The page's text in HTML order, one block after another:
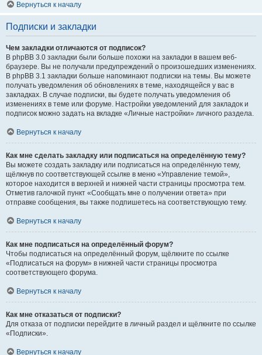
Вернуться к началу
Подписки и закладки
Чем закладки отличаются от подписок?
В phpBB 3.0 закладки были больше похожи на закладки в вашем веб-
браузере. Вы не получали предупреждений о произошедших изменениях.
В phpBB 3.1 закладки больше напоминают подписки на темы. Вы можете
получать уведомления об обновлениях в теме, находящейся у вас в
закладках. В случае подписки, вы будете получать уведомления об
изменениях в теме или форуме. Настройки уведомлений для закладок и
подписок можно задать на вкладке «Личные настройки» личного раздела.
Вернуться к началу
Как мне сделать закладку или подписаться на определённую тему?
Вы можете создать закладку или подписаться на определённую тему,
щёлкнув по соответствующей ссылке в меню «Управление темой»,
которое находится в верхней и нижней части страницы просмотра тем.
Отметив галочкой пункт «Сообщать мне о получении ответа» при
отправке сообщения, вы также подпишетесь на соответствующую тему.
Вернуться к началу
Как мне подписаться на определённый форум?
Чтобы подписаться на определённый форум, щёлкните по ссылке
«Подписаться на форум» в нижней части страницы просмотра
соответствующего форума.
Вернуться к началу
Как мне отказаться от подписки?
Для отказа от подписки перейдите в личный раздел и щёлкните по ссылке
«Подписки».
Вернуться к началу